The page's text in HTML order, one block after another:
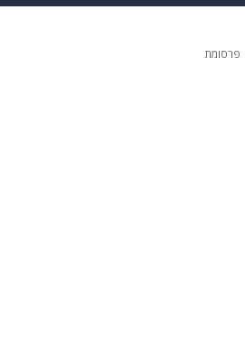
פרסומת